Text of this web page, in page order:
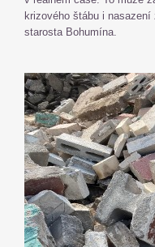
krizového štábu i nasazení
starosta Bohumína.